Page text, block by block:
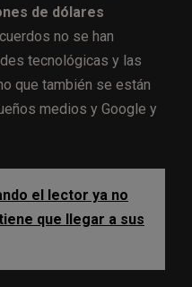
de dólares
no se han
tecnológicas y las
que también se están
medios y Google y
el lector ya no
que llegar a sus